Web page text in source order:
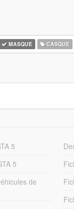
MASQUE CASQUE
5
5
de